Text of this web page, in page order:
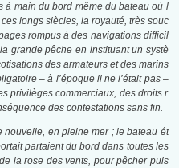
à main du bord même du bateau où l
longs siècles, la royauté, très souc
rompus à des navigations difficil
grande pêche en instituant un systè
des armateurs et des marins
– à l’époque il ne l’était pas –
privilèges commerciaux, des droits r
des contestations sans fin.
nouvelle, en pleine mer ; le bateau ét
partaient du bord dans toutes les
la rose des vents, pour pêcher puis